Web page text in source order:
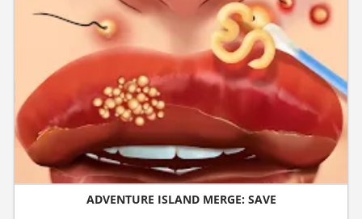
ADVENTURE ISLAND MERGE: SAVE